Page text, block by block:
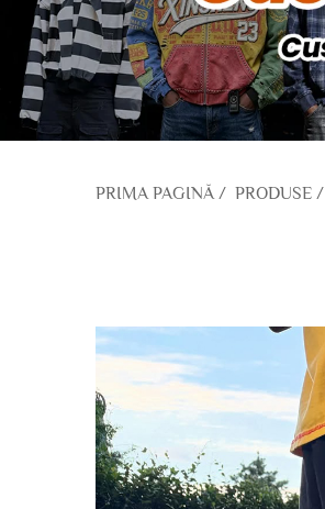
PRIMA PAGINĂ/ PRODUSE /